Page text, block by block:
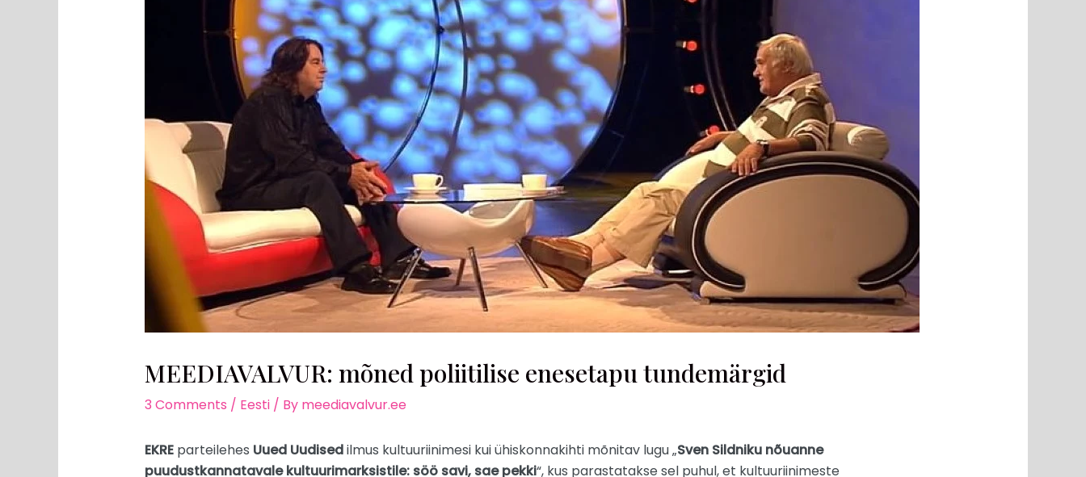
MEEDIAVALVUR: mõned poliitilise enesetapu tundemärgid
3 Comments / Eesti/ By meediavalvur.ee
EKRE parteilehes Uued Uudisedilmus kultuuriinimesi kui ühiskonnakihti mõnitav lugu „Sven Sildniku nõuanne
puudustkannatavale kultuurimarksistile: söö savi, sae pekki“, kus parastatakse sel puhul, et kultuuriinimeste